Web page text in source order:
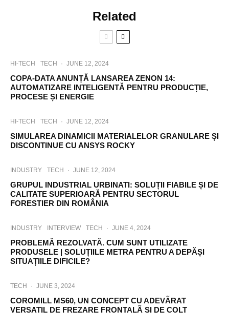
Related
HI-TECH TECH · JUNE 12, 2024
COPA-DATA ANUNȚĂ LANSAREA ZENON 14:
AUTOMATIZARE INTELIGENTĂ PENTRU PRODUCȚIE,
PROCESE ȘI ENERGIE
HI-TECH TECH · JUNE 12, 2024
SIMULAREA DINAMICII MATERIALELOR GRANULARE ȘI
DISCONTINUE CU ANSYS ROCKY
INDUSTRY TECH · JUNE 12, 2024
GRUPUL INDUSTRIAL URBINATI: SOLUȚII FIABILE ȘI DE
CALITATE SUPERIOARĂ PENTRU SECTORUL
FORESTIER DIN ROMÂNIA
INDUSTRY INTERVIEW TECH · JUNE 4, 2024
PROBLEMĂ REZOLVATĂ. CUM SUNT UTILIZATE
PRODUSELE | SOLUȚIILE METRA PENTRU A DEPĂȘI
SITUAȚIILE DIFICILE?
TECH · JUNE 3, 2024
COROMILL MS60, UN CONCEPT CU ADEVÃRAT
VERSATIL DE FREZARE FRONTALÃ SI DE COLT